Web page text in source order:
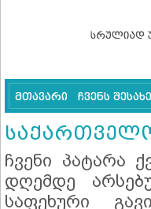
მთავარი ჩვენს
ჩვენი პატარა
დღემდე
საფეხური